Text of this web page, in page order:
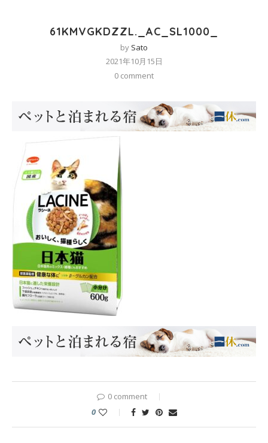
61KMVGKDZZL._AC_SL1000_
by Sato
2021年10月15日
0 comment
0 comment
0